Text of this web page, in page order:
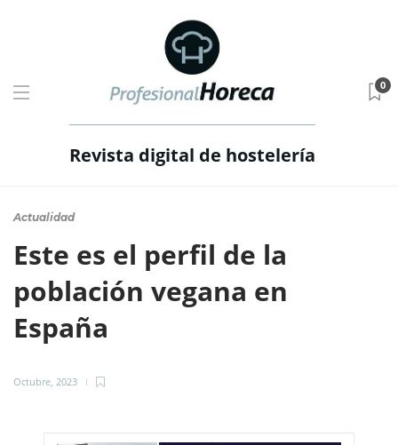
Revista digital de hostelería
0
Actualidad
Este es el perfil de la
población vegana en
España
Octubre, 2023